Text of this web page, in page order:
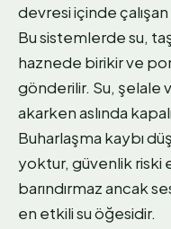
devresi içinde
Bu sistemlerde su,
haznede birikir ve
gönderilir. Su, şelale
akarken aslında
Buharlaşma kaybı
yoktur, güvenlik riski
barındırmaz ancak
en etkili su öğesidir.